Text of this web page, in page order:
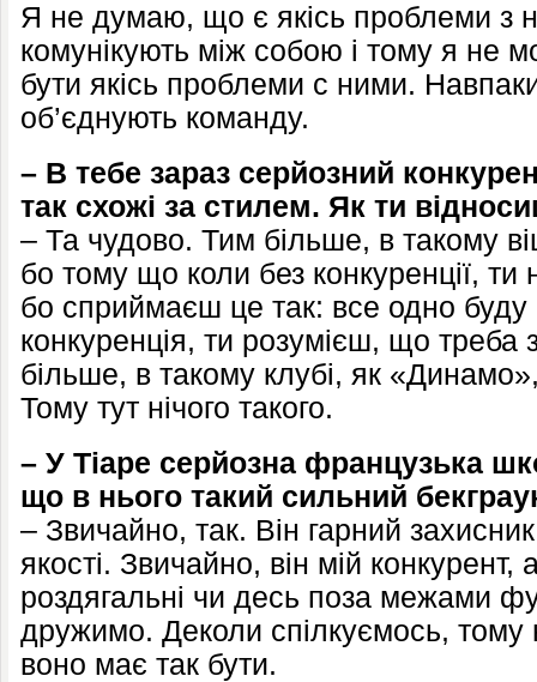
Я не думаю, що є якісь проблеми з
комунікують між собою і тому я не
бути якісь проблеми с ними.
об’єднують команду.
– В тебе зараз серйозний
так схожі за стилем. Як ти
– Та чудово. Тим більше, в такому
бо тому що коли без конкуренції,
бо сприймаєш це так: все одно буду
конкуренція, ти розумієш, що
більше, в такому клубі, як
Тому тут нічого такого.
– У Тіаре серйозна французька
що в нього такий сильний
– Звичайно, так. Він гарний захисник
якості. Звичайно, він мій
роздягальні чи десь поза межами
дружимо. Деколи спілкуємось, тому
воно має так бути.